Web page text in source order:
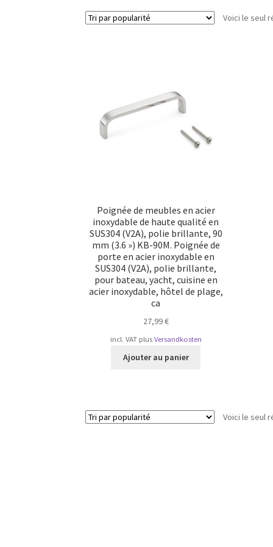
Voici le seul
Poignée de meubles en acier
inoxydable de haute qualité en
SUS304 (V2A), polie brillante, 90
mm (3.6 ») KB-90M. Poignée de
porte en acier inoxydable en
SUS304 (V2A), polie brillante,
pour bateau, yacht, cuisine en
acier inoxydable, hôtel de plage,
ca
27,99€
incl. VAT plus Versandkosten
Ajouter au panier
Voici le seul